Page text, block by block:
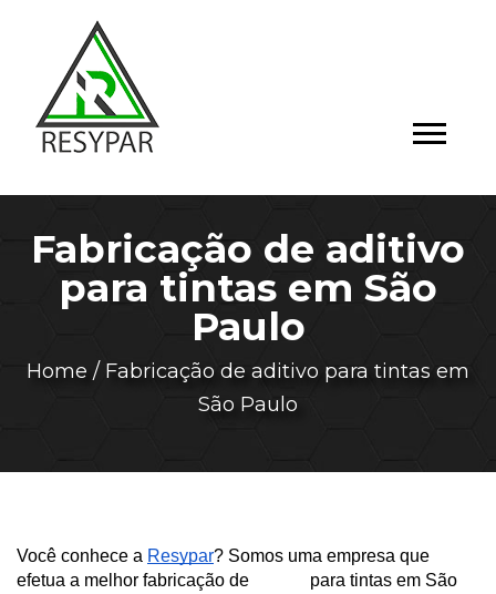
Fabricação de aditivo
para tintas em São
Paulo
Home / Fabricação de aditivo para tintas em
São Paulo
Você conhece a Resypar? Somos uma empresa que
efetua a melhor fabricação de
para tintas em São